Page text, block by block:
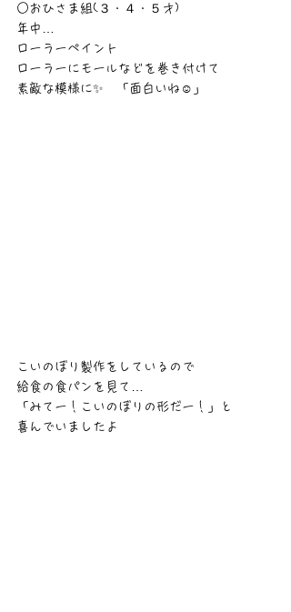
○おひさま組(３・４・５才)
年中…
ローラーペイント
ローラーにモールなどを巻き付けて
素敵な模様に✨　「面白いね☺️」
こいのぼり製作をしているので
給食の食パンを見て…
「みてー！こいのぼりの形だー！」と
喜んでいましたよ